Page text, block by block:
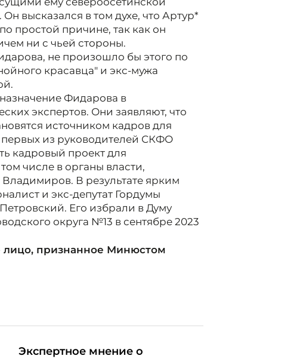
высказался в том духе, что Артур*
простой причине, так как он
ни с чьей стороны.
не произошло бы этого по
красавца" и экс-мужа
Фидарова в
экспертов. Они заявляют, что
источником кадров для
из руководителей СКФО
кадровый проект для
числе в органы власти,
В результате ярким
и экс-депутат Гордумы
Его избрали в Думу
округа №13 в сентябре 2023
лицо, признанное Минюстом
Экспертное мнение о